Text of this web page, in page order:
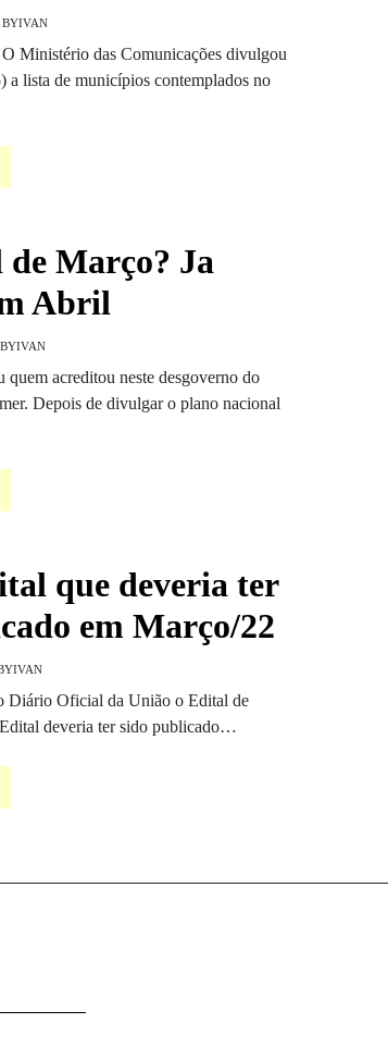
BYIVAN
Ministério das Comunicações divulgou
a lista de municípios contemplados no
Março? Ja
Abril
BYIVAN
quem acreditou neste desgoverno do
Depois de divulgar o plano nacional
que deveria ter
em Março/22
IVAN
Diário Oficial da União o Edital de
deveria ter sido publicado…